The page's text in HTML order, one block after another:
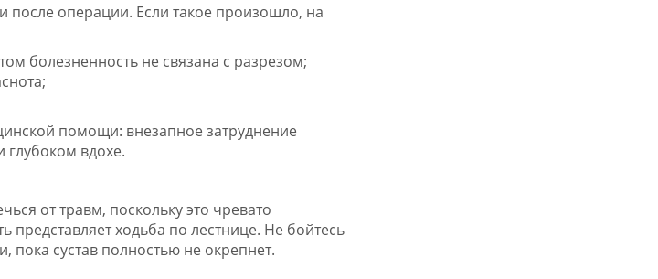
после операции. Если такое произошло, на
болезненность не связана с разрезом;
помощи: внезапное затруднение
глубоком вдохе.
от травм, поскольку это чревато
ходьба по лестнице. Не бойтесь
пока сустав полностью не окрепнет.